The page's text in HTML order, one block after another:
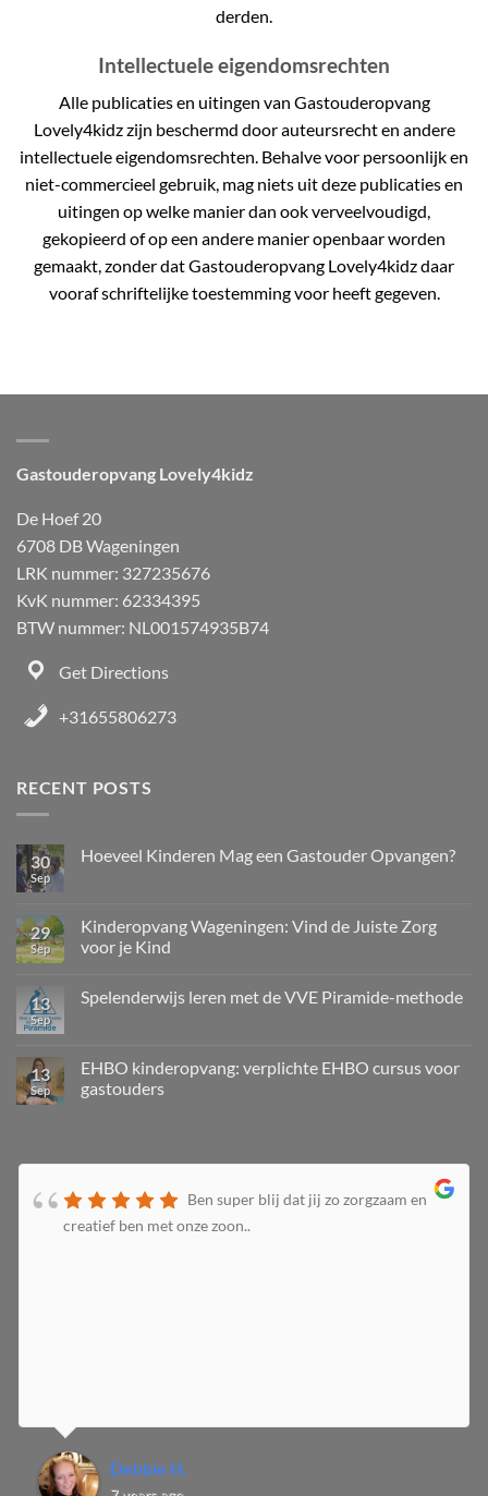
derden.
Intellectuele eigendomsrechten
Alle publicaties en uitingen van Gastouderopvang
Lovely4kidz zijn beschermd door auteursrecht en andere
intellectuele eigendomsrechten. Behalve voor persoonlijk en
niet-commercieel gebruik, mag niets uit deze publicaties en
uitingen op welke manier dan ook verveelvoudigd,
gekopieerd of op een andere manier openbaar worden
gemaakt, zonder dat Gastouderopvang Lovely4kidz daar
vooraf schriftelijke toestemming voor heeft gegeven.
Gastouderopvang Lovely4kidz
De Hoef 20
6708 DB Wageningen
LRK nummer: 327235676
KvK nummer: 62334395
BTW nummer: NL001574935B74
Get Directions
+31655806273
RECENT POSTS
30
Sep
Hoeveel Kinderen Mag een Gastouder Opvangen?
29
Sep
Kinderopvang Wageningen: Vind de Juiste Zorg
voor je Kind
13
Sep
Spelenderwijs leren met de VVE Piramide-methode
13
Sep
EHBO kinderopvang: verplichte EHBO cursus voor
gastouders
Ben super blij dat jij zo zorgzaam en
creatief ben met onze zoon..
Debbie H.